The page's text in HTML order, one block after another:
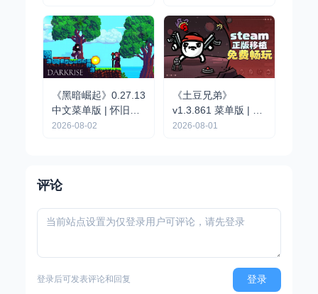
《黑暗崛起》0.27.13
中文菜单版 | 怀旧像
素风硬核动作RPG手
2026-08-02
《土豆兄弟》
v1.3.861 菜单版 | 自
上而下 Roguelike 竞
2026-08-01
评论
登录后可发表评论和回复 登录